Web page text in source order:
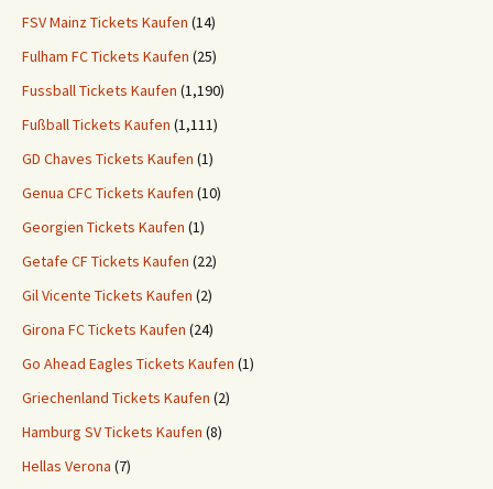
FSV Mainz Tickets Kaufen (14)
Fulham FC Tickets Kaufen (25)
Fussball Tickets Kaufen (1,190)
Fußball Tickets Kaufen (1,111)
GD Chaves Tickets Kaufen (1)
Genua CFC Tickets Kaufen (10)
Georgien Tickets Kaufen (1)
Getafe CF Tickets Kaufen (22)
Gil Vicente Tickets Kaufen (2)
Girona FC Tickets Kaufen (24)
Go Ahead Eagles Tickets Kaufen (1)
Griechenland Tickets Kaufen (2)
Hamburg SV Tickets Kaufen (8)
Hellas Verona (7)